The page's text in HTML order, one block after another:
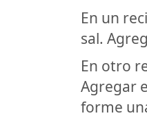
En un
sal.
En otro
Agregar
forme